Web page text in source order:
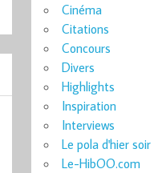
Cinéma
Citations
Concours
Divers
Highlights
Inspiration
Interviews
Le pola d'hier soir
Le-HibOO.com